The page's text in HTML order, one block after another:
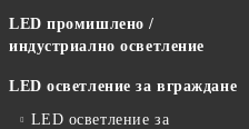
LED промишлено /
индустриално осветление
LED осветление за вграждане
LED осветление за